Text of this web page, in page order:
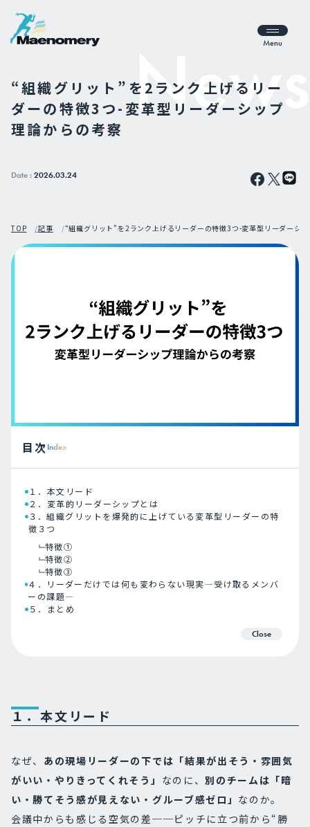
Menu
“組織グリット”を2ランク上げるリー
ダーの特徴3つ-変革型リーダーシップ
理論からの考察
Date : 2026.03.24
TOP 記事 “組織グリット”を2ランク上げるリーダーの特徴3つ-変革型リーダーシ
目次 Index
１．本文リード
２．変革的リーダーシップとは
３．組織グリットを爆発的に上げている変革型リーダーの特
徴３つ
特徴①
特徴②
特徴③
４．リーダーだけでは何も変わらない現実―受け取るメンバ
ーの課題―
５．まとめ
Close
１．本文リード
なぜ、 あの現場リーダーの下では「結果が出そう・雰囲気
がいい・やりきってくれそう」 なのに、別のチームは「暗
い・勝てそう感が見えない・グルーブ感ゼロ」 なのか。
会議中からも感じる空気の差──ピッチに立つ前から“勝